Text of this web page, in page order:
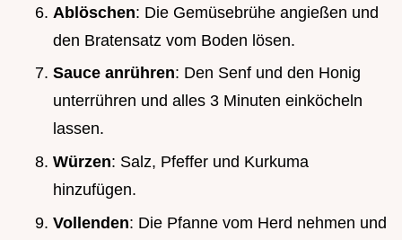
Ablöschen: Die Gemüsebrühe angießen und
den Bratensatz vom Boden lösen.
Sauce anrühren: Den Senf und den Honig
unterrühren und alles 3 Minuten einköcheln
lassen.
Würzen: Salz, Pfeffer und Kurkuma
hinzufügen.
Vollenden: Die Pfanne vom Herd nehmen und